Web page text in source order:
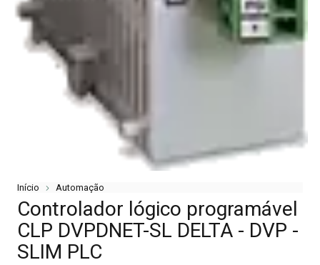
Início Automação
Controlador lógico programável
CLP DVPDNET-SL DELTA - DVP -
SLIM PLC